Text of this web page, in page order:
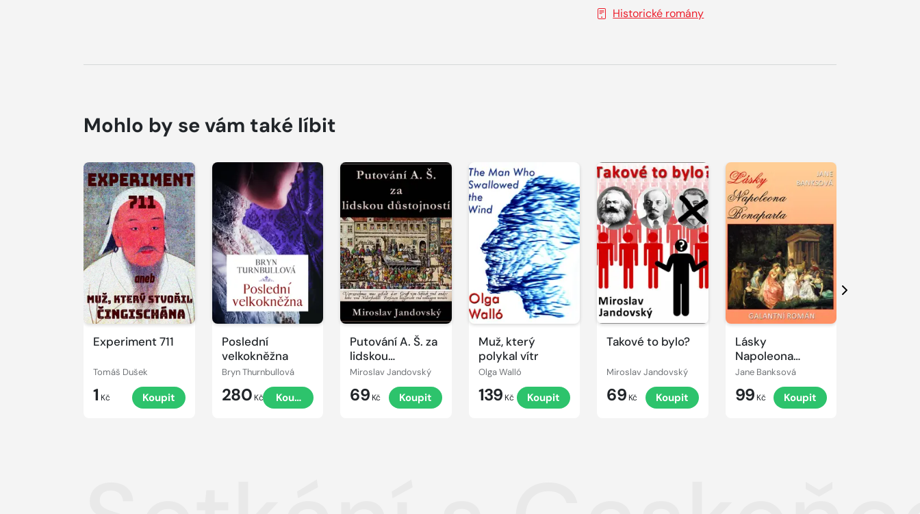
Historické romány
Mohlo by se vám také líbit
Experiment 711
Tomáš Dušek
1 Kč Koupit
Poslední
velkokněžna
Bryn Thurnbullová
280 Kč Koupit
Putování A. Š. za
lidskou
důstojností
Miroslav Jandovský
69 Kč Koupit
Muž, který
polykal vítr
Olga Walló
139 Kč Koupit
Takové to bylo?
Miroslav Jandovský
69 Kč Koupit
Lásky
Napoleona
Bonaparta
Jane Banksová
99 Kč Koupit
Další